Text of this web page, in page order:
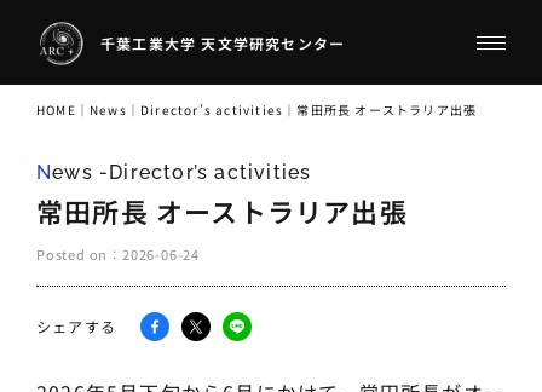
千葉工業大学 天文学研究センター
HOME ｜ News ｜ Director’s activities ｜常田所長 オーストラリア出張
News -Director’s activities
常田所長 オーストラリア出張
Posted on： 2026-06-24
シェアする